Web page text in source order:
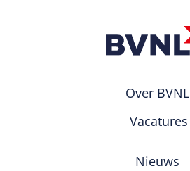
Over BVNL
Vacatures
Nieuws